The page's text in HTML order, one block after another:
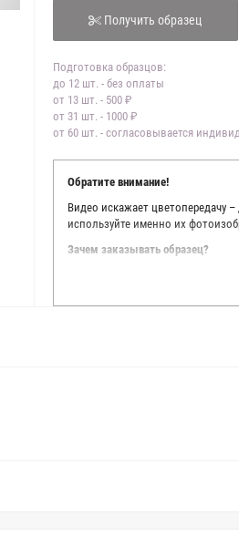
Получить образец
Подготовка образцов:
до 12 шт. - без оплаты
от 13 шт. - 500 ₽
от 31 шт. - 1000 ₽
от 60 шт. - согласовывается
Обратите внимание!
Видео искажает цветопередачу
используйте именно их
Зачем заказывать образец?
Мы делаем все возможное,
Мы осматриваем и
находить только правильные